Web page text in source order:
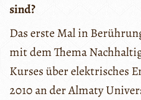
sind?
Das erste Mal in
mit dem Thema
Kurses über elektrisches
2010 an der Almaty